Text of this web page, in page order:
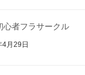
心者フラサークル
月29日